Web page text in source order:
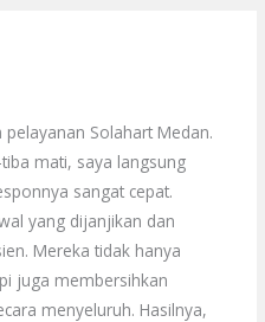
Solahart Medan.
mati, saya langsung
sangat cepat.
yang dijanjikan dan
Mereka tidak hanya
juga membersihkan
menyeluruh. Hasilnya,